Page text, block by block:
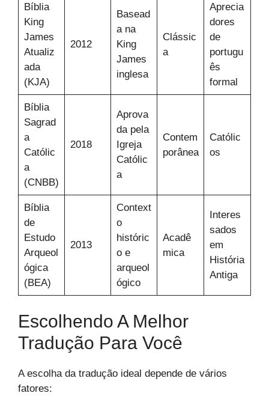
Bíblia
King
James
Atualiz
ada
(KJA)
2012
Basead
a na
King
James
inglesa
Clássic
a
Aprecia
dores
de
portugu
ês
formal
Bíblia
Sagrad
a
Católic
a
(CNBB)
2018
Aprova
da pela
Igreja
Católic
a
Contem
porânea
Católic
os
Bíblia
de
Estudo
Arqueol
ógica
(BEA)
2013
Context
o
históric
o e
arqueol
ógico
Acadê
mica
Interes
sados
em
História
Antiga
Escolhendo A Melhor
Tradução Para Você
A escolha da tradução ideal depende de vários
fatores: